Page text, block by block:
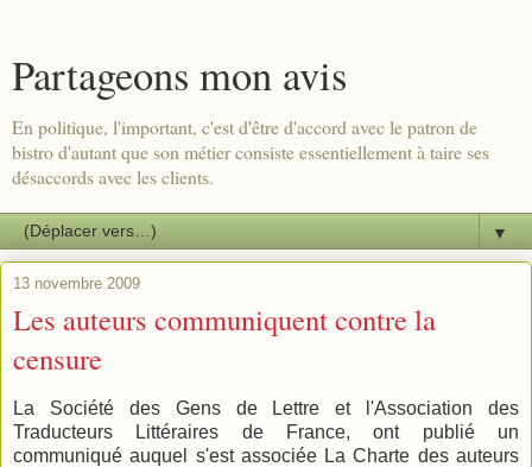
Partageons mon avis
En politique, l'important, c'est d'être d'accord avec le patron de
bistro d'autant que son métier consiste essentiellement à taire ses
désaccords avec les clients.
▼
13 novembre 2009
Les auteurs communiquent contre la
censure
La Société des Gens de Lettre et l'Association des
Traducteurs Littéraires de France, ont publié un
communiqué auquel s'est associée La Charte des auteurs